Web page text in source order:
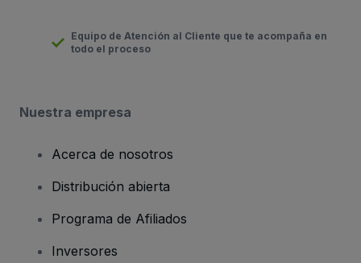
Equipo de Atención al Cliente que te acompaña en
todo el proceso
Nuestra empresa
Acerca de nosotros
Distribución abierta
Programa de Afiliados
Inversores